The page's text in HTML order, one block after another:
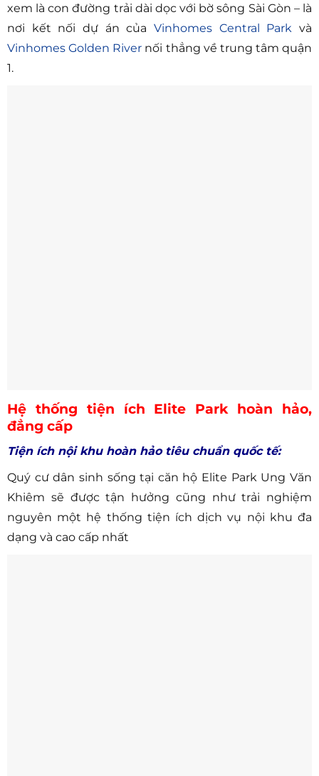
xem là con đường trải dài dọc với bờ sông Sài Gòn – là
nơi kết nối dự án của Vinhomes Central Park và
Vinhomes Golden River nối thẳng về trung tâm quận
1.
Hệ thống tiện ích Elite Park hoàn hảo,
đẳng cấp
Tiện ích nội khu hoàn hảo tiêu chuẩn quốc tế:
Quý cư dân sinh sống tại căn hộ Elite Park Ung Văn
Khiêm sẽ được tận hưởng cũng như trải nghiệm
nguyên một hệ thống tiện ích dịch vụ nội khu đa
dạng và cao cấp nhất